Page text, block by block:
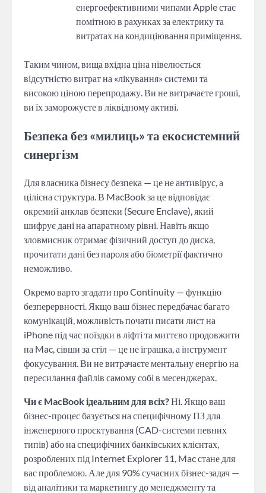
енергоефективними чипами Apple стає
помітною в рахунках за електрику та
витратах на кондиціювання приміщення.
Таким чином, вища вхідна ціна нівелюється
відсутністю витрат на «лікування» системи та
високою ціною перепродажу. Ви не витрачаєте гроші,
ви їх заморожуєте в ліквідному активі.
Безпека без «милиць» та екосистемний
синергізм
Для власника бізнесу безпека — це не антивірус, а
цілісна структура. В MacBook за це відповідає
окремий анклав безпеки (Secure Enclave), який
шифрує дані на апаратному рівні. Навіть якщо
зловмисник отримає фізичний доступ до диска,
прочитати дані без пароля або біометрії фактично
неможливо.
Окремо варто згадати про Continuity — функцію
безперервності. Якщо ваш бізнес передбачає багато
комунікацій, можливість почати писати лист на
iPhone під час поїздки в ліфті та миттєво продовжити
на Mac, сівши за стіл — це не іграшка, а інструмент
фокусування. Ви не витрачаєте ментальну енергію на
пересилання файлів самому собі в месенджерах.
Чи є MacBook ідеальним для всіх?Ні. Якщо ваш
бізнес-процес базується на специфічному ПЗ для
інженерного проєктування (CAD-системи певних
типів) або на специфічних банківських клієнтах,
розроблених під Internet Explorer 11, Mac стане для
вас проблемою. Але для 90% сучасних бізнес-задач —
від аналітики та маркетингу до менеджменту та